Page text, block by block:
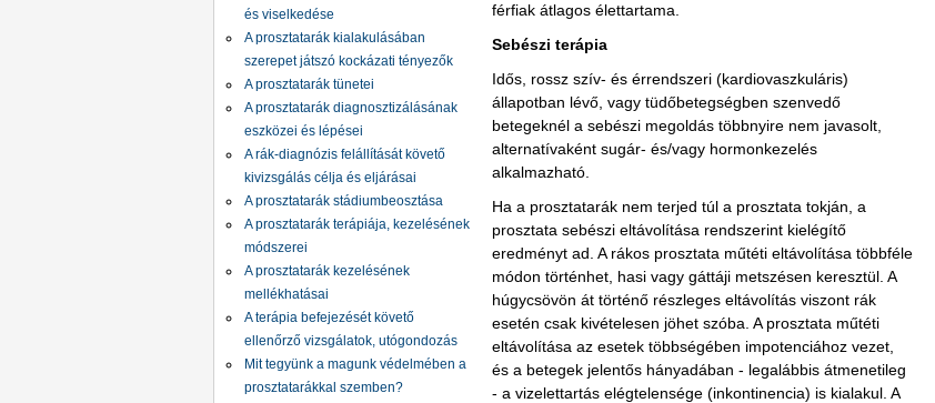
és viselkedése
A prosztatarák kialakulásában
szerepet játszó kockázati tényezők
A prosztatarák tünetei
A prosztatarák diagnosztizálásának
eszközei és lépései
A rák-diagnózis felállítását követő
kivizsgálás célja és eljárásai
A prosztatarák stádiumbeosztása
A prosztatarák terápiája, kezelésének
módszerei
A prosztatarák kezelésének
mellékhatásai
A terápia befejezését követő
ellenőrző vizsgálatok, utógondozás
Mit tegyünk a magunk védelmében a
prosztatarákkal szemben?
férfiak átlagos élettartama.
Sebészi terápia
Idős, rossz szív- és érrendszeri (kardiovaszkuláris)
állapotban lévő, vagy tüdőbetegségben szenvedő
betegeknél a sebészi megoldás többnyire nem javasolt,
alternatívaként sugár- és/vagy hormonkezelés
alkalmazható.
Ha a prosztatarák nem terjed túl a prosztata tokján, a
prosztata sebészi eltávolítása rendszerint kielégítő
eredményt ad. A rákos prosztata műtéti eltávolítása többféle
módon történhet, hasi vagy gáttáji metszésen keresztül. A
húgycsövön át történő részleges eltávolítás viszont rák
esetén csak kivételesen jöhet szóba. A prosztata műtéti
eltávolítása az esetek többségében impotenciához vezet,
és a betegek jelentős hányadában - legalábbis átmenetileg
- a vizelettartás elégtelensége (inkontinencia) is kialakul. A